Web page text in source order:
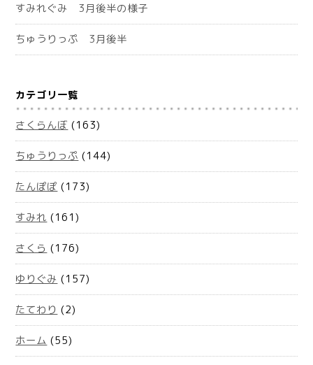
すみれぐみ 3月後半の様子
ちゅうりっぷ 3月後半
カテゴリ一覧
さくらんぼ (163)
ちゅうりっぷ (144)
たんぽぽ (173)
すみれ (161)
さくら (176)
ゆりぐみ (157)
たてわり (2)
ホーム (55)